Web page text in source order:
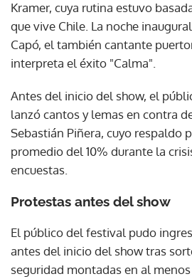
Kramer, cuya rutina estuvo
que vive Chile. La noche
Capó, el también cantante
interpreta el éxito "Calma".
Antes del inicio del show, el
lanzó cantos y lemas en contra
Sebastián Piñera, cuyo respaldo
promedio del 10% durante la
encuestas.
Protestas antes del show
El público del festival pudo
antes del inicio del show tras
seguridad montadas en al